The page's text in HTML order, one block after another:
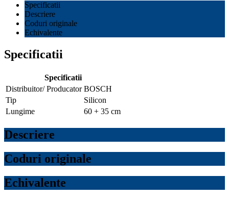
Specificatii
Descriere
Coduri originale
Echivalente
Specificatii
Specificatii
Distribuitor/ Producator BOSCH
Tip
Silicon
Lungime
60 + 35 cm
Descriere
Coduri originale
Echivalente